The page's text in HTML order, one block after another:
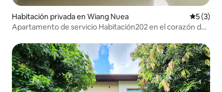
Habitación privada en Wiang Nuea
5 (3)
Apartamento de servicio Habitación202 en el corazón de